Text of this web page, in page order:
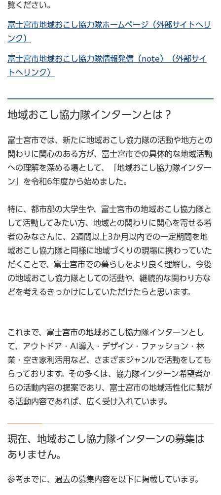
覧ください。
富士宮市地域おこし協力隊ホームページ（外部サイトへリ
ンク）
富士宮市地域おこし協力隊情報発信（note）（外部サイ
トへリンク）
地域おこし協力隊インターンとは？
富士宮市では、新たに地域おこし協力隊の活動や地方との
関わりに関心のある方が、富士宮市での具体的な地域活動
への理解を深める場として、「地域おこし協力隊インター
ン」を令和6年度から始めました。
特に、都市部の大学生や、富士宮市の地域おこし協力隊と
して活動してみたい方、地域との関わりに関心を寄せる若
者のみなさんに、2週間以上3か月以内での一定期間を地
域おこし協力隊と同様に地域づくりの現場に携わっていた
だくことで、富士宮市での暮らしをより良く理解し、今後
の地域おこし協力隊としての活動や、継続的な関わり方な
どを考えるきっかけにしていただけたらと思います。
これまで、富士宮市の地域おこし協力隊インターンとし
て、アウトドア・AI導入・デザイン・ファッション・林
業・空き家利活用など、さまざまジャンルで活動をしても
らっております。その多くは、協力隊インターン希望者か
らの活動内容の提案であり、富士宮市の地域活性化に繋が
る活動内容であれば、広く受け入れています。
現在、地域おこし協力隊インターンの募集は
ありません。
参考までに、過去の募集内容を以下に掲載しています。